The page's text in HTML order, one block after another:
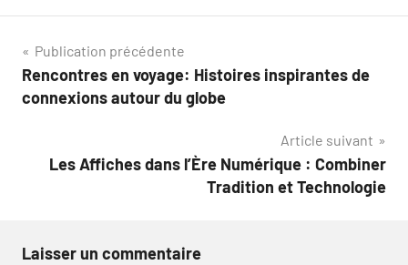
Navigation
de
Publication précédente
Rencontres en voyage: Histoires inspirantes de
connexions autour du globe
Article suivant
Les Affiches dans l’Ère Numérique : Combiner
Tradition et Technologie
Laisser un commentaire